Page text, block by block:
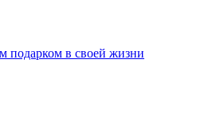
подарком в своей жизни